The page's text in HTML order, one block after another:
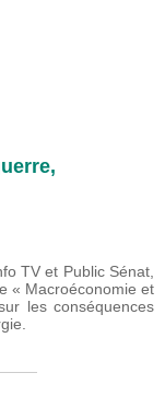
TV et Public Sénat,
« Macroéconomie et
les conséquences